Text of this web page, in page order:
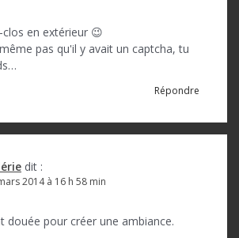
en extérieur 😉
pas qu'il y avait un captcha, tu
Répondre
dit :
2014 à 16 h 58 min
douée pour créer une ambiance.